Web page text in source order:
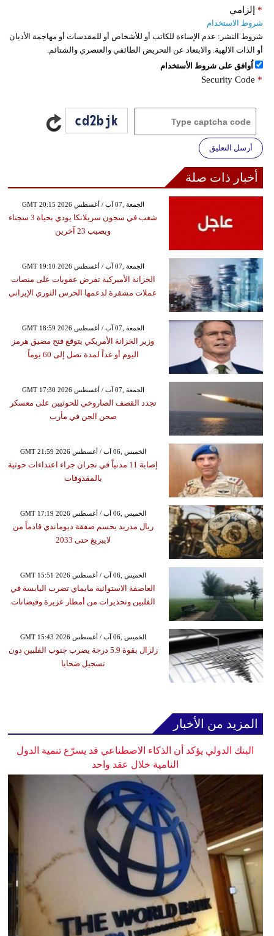
إلزامي *
شروط الاستخدام
شروط النشر: عدم الإساءة للكاتب أو للأشخاص أو للمقدسات أو مهاجمة الأديان
أو الذات الالهية. والابتعاد عن التحريض الطائفي والعنصري والشتائم.
اُوافق على شروط الأستخدام
Security Code *
أرسل التعليق
أخبار ذات صلة
GMT 20:15 2026 الجمعة ,07 آب / أغسطس
شغب في سجون سريلانكا يودي بحياة 3 سجناء
ويصيب 23 آخرين
GMT 19:10 2026 الجمعة ,07 آب / أغسطس
الخزانة الأميركية تفرض عقوبات على منصات
عملات مشفرة لدعمها الحرس الثوري الإيراني
GMT 18:59 2026 الجمعة ,07 آب / أغسطس
وزير الخزانة الأمريكي يتوقع فتح مضيق هرمز
اليوم أو غداً لمدة تصل إلى 60 يوماً
GMT 17:30 2026 الجمعة ,07 آب / أغسطس
تجدد القصف الصاروخي للحوثيين على معسكر
صحن الجن في مأرب
GMT 21:59 2026 الخميس ,06 آب / أغسطس
إصابة 11 مدنياً في نجران جراء اعتداءات حوثية
بالمقذوفات
GMT 17:19 2026 الخميس ,06 آب / أغسطس
ريال مدريد يحسم صفقة ديوماندي قادماً من
لايبزيغ حتى 2033
GMT 15:51 2026 الخميس ,06 آب / أغسطس
العاصفة الاستوائية مايماي تضرب اليابسة في
الفلبين وتحذيرات من أمطار غزيرة وفيضانات
GMT 15:43 2026 الخميس ,06 آب / أغسطس
زلزال بقوة 5.9 درجة يضرب جنوب الفلبين دون
تسجيل ضحايا
المزيد من الأخبار
البنك الدولي يؤكد أن الذكاء الاصطناعي قد يسرّع تنمية الدول
النامية خلال عقد واحد